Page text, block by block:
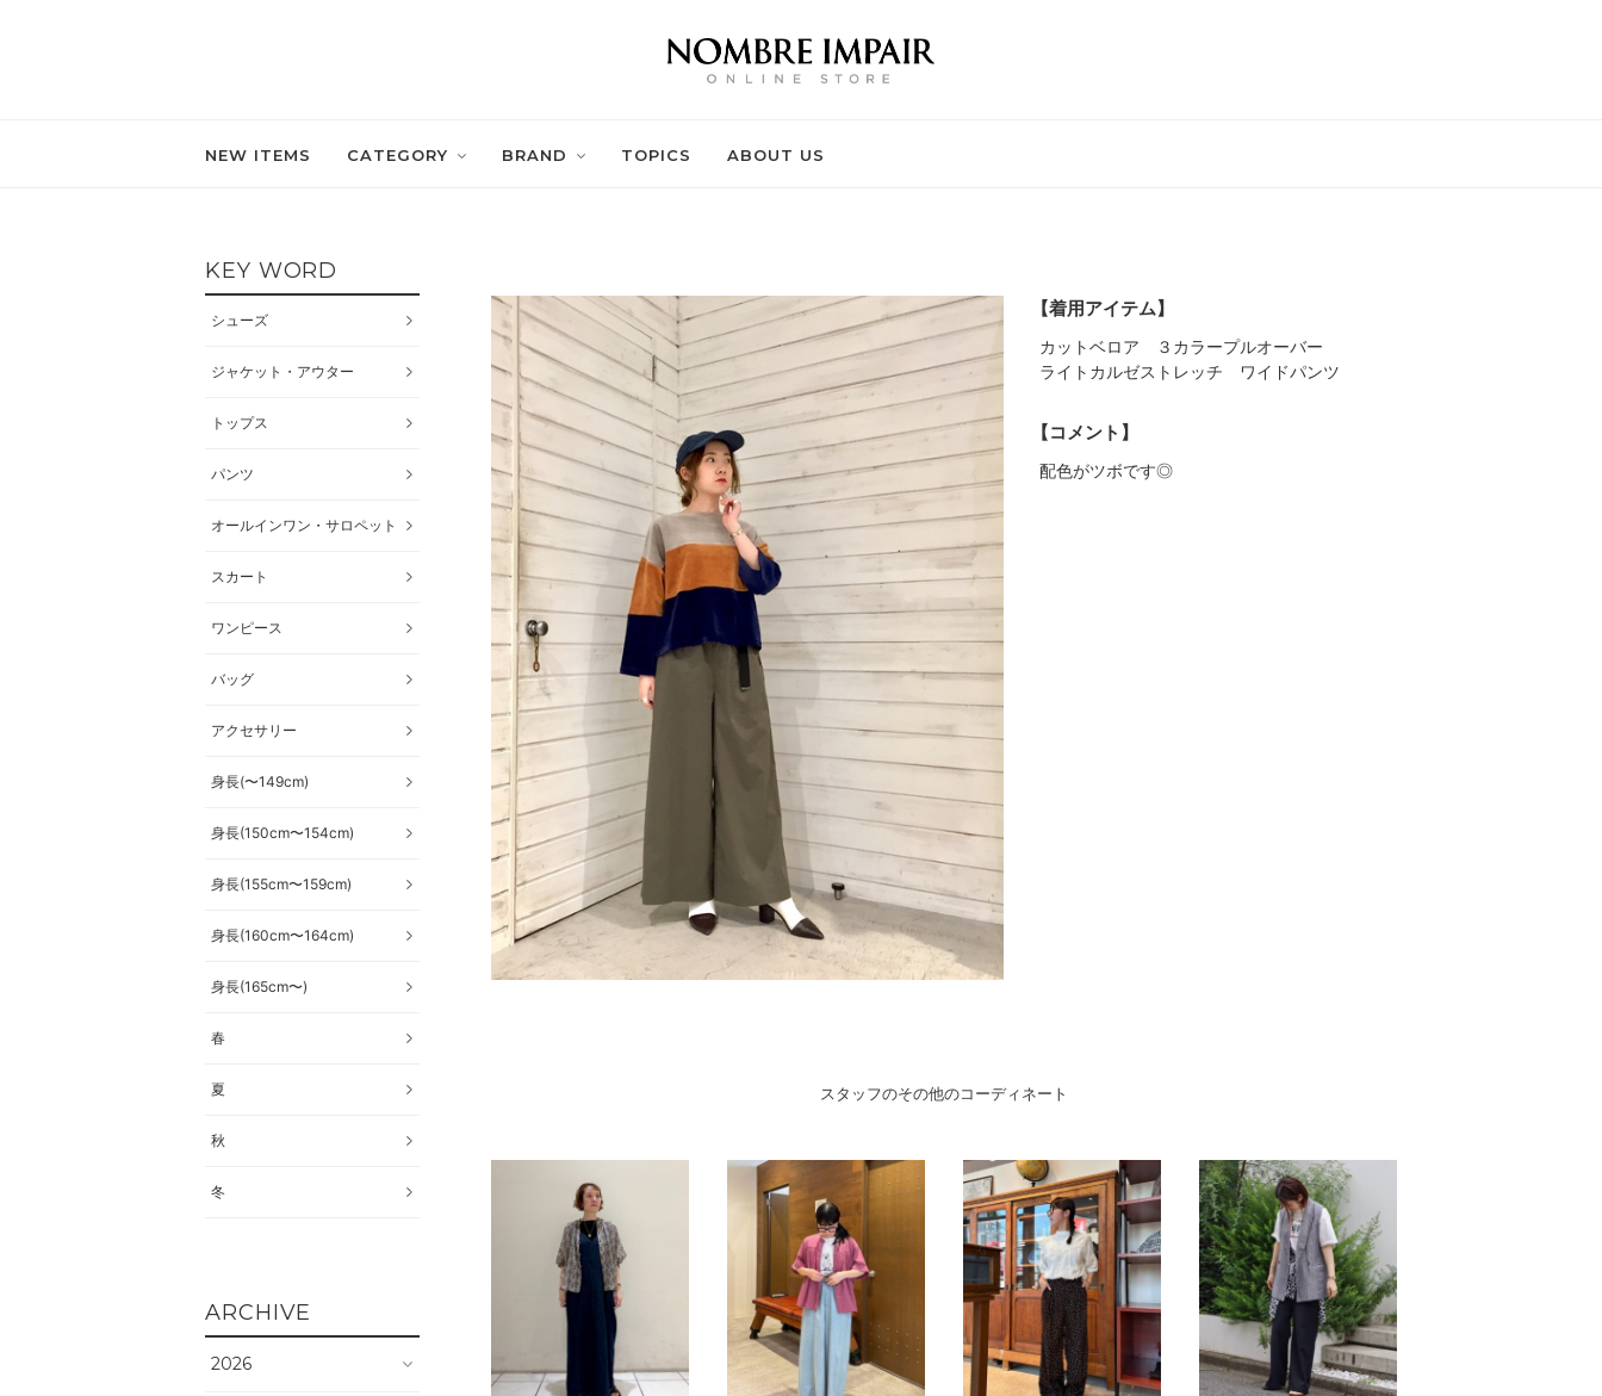
NEW ITEMS CATEGORY BRAND TOPICS ABOUT US
【着用アイテム】
カットベロア ３カラープルオーバー
ライトカルゼストレッチ ワイドパンツ
【コメント】
配色がツボです◎
スタッフのその他のコーディネート
KEY WORD
シューズ
ジャケット・アウター
トップス
パンツ
オールインワン・サロペット
スカート
ワンピース
バッグ
アクセサリー
身長(〜149cm)
身長(150cm〜154cm)
身長(155cm〜159cm)
身長(160cm〜164cm)
身長(165cm〜)
春
夏
秋
冬
ARCHIVE
2026